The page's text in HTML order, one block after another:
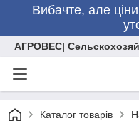
Вибачте, але
АГРОВЕС|
Каталог товарів